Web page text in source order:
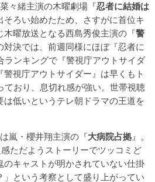
々緒主演の木曜劇場『忍者に結婚は
そろい始めたため、さすがに首位キ
木曜放送となる西島秀俊主演の『警
対決では、前週同様にほぼ『忍者に
ランキングで『警視庁アウトサイダ
視庁アウトサイダー』は早くもト
ており、息切れ感が強い。世帯視聴
低いというテレ朝ドラマの王道を
嵐・櫻井翔主演の『大病院占拠 』。
感ただようストーリーでツッコミど
のキャストが明かされていない仕掛
」という考察として盛り上がってい